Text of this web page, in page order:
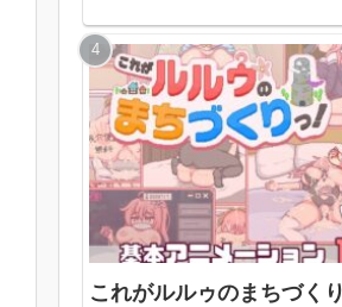
これがルルゥのまちづく